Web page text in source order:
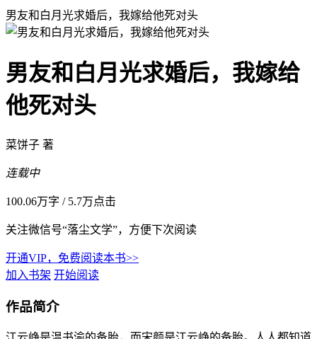
男友和白月光求婚后，我嫁给他死对头
男友和白月光求婚后，我嫁给
他死对头
菜饼子 著
连载中
100.06万字 / 5.7万点击
关注微信号“落尘文学”，方便下次阅读
开通VIP，免费阅读本书>>
加入书架 开始阅读
作品简介